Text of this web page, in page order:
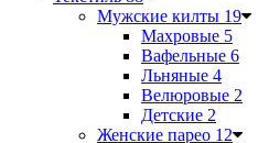
Мужские килты 19
Махровые 5
Вафельные 6
Льняные 4
Велюровые 2
Детские 2
Женские парео 12